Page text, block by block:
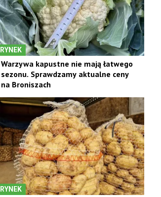
RYNEK
Warzywa kapustne nie mają łatwego
sezonu. Sprawdzamy aktualne ceny
na Broniszach
RYNEK